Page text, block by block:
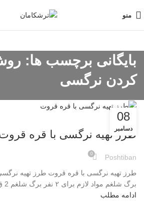
منو
بایگانی برچسب ها:
کردن نرگسی
08
دسامبر
وبلاگ
طرز تهیه نرگسی با قره
Poshtiban
0
طرز تهیه نرگسی با قره قروت طرز تهیه
برگ شلغم مواد لازم برای ۲ نفر برگ شلغم 2 ق غ رب انار پیا...
ادامه مطلب